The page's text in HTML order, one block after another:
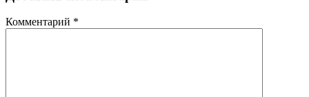
Комментарий *